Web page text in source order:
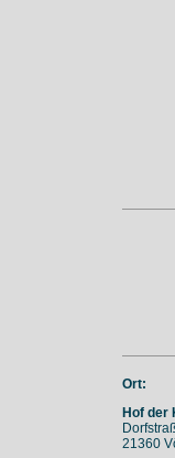
Ort:
Hof der
21360